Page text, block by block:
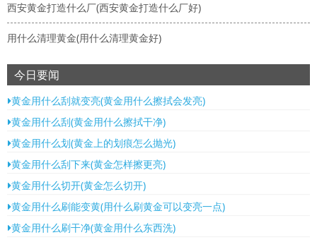
西安黄金打造什么厂(西安黄金打造什么厂好)
用什么清理黄金(用什么清理黄金好)
今日要闻
黄金用什么刮就变亮(黄金用什么擦拭会发亮)
黄金用什么刮(黄金用什么擦拭干净)
黄金用什么划(黄金上的划痕怎么抛光)
黄金用什么刮下来(黄金怎样擦更亮)
黄金用什么切开(黄金怎么切开)
黄金用什么刷能变黄(用什么刷黄金可以变亮一点)
黄金用什么刷干净(黄金用什么东西洗)